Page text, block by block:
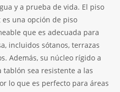
y a prueba de vida. El piso
es una opción de piso
que es adecuada para
incluidos sótanos, terrazas
Además, su núcleo rígido a
tablón sea resistente a las
lo que es perfecto para áreas